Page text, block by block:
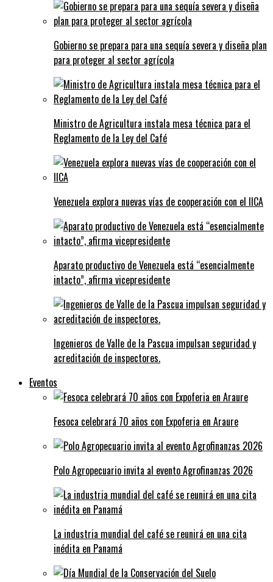
Gobierno se prepara para una sequía severa y diseña plan
para proteger al sector agrícola
Ministro de Agricultura instala mesa técnica para el
Reglamento de la Ley del Café
Venezuela explora nuevas vías de cooperación con el IICA
Aparato productivo de Venezuela está “esencialmente
intacto”, afirma vicepresidente
Ingenieros de Valle de la Pascua impulsan seguridad y
acreditación de inspectores.
Eventos
Fesoca celebrará 70 años con Expoferia en Araure
Polo Agropecuario invita al evento Agrofinanzas 2026
La industria mundial del café se reunirá en una cita
inédita en Panamá